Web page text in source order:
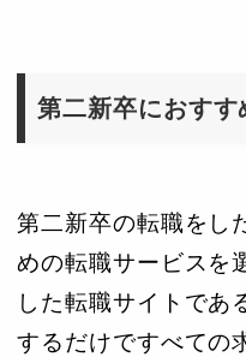
第二新卒におすす
第二新卒の転職をし
めの転職サービスを
した転職サイトであ
するだけですべての